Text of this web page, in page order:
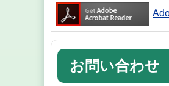
お問い合わせ